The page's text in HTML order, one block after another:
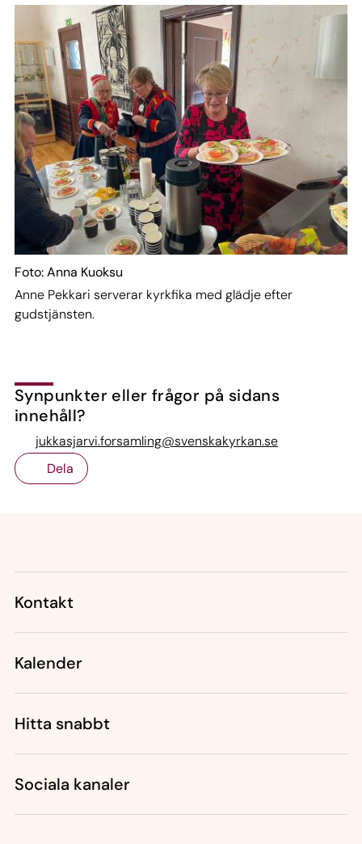
Foto: Anna Kuoksu
Anne Pekkari serverar kyrkfika med glädje efter
gudstjänsten.
Synpunkter eller frågor på sidans
innehåll?
jukkasjarvi.forsamling@svenskakyrkan.se
Dela
Kontakt
Kalender
Hitta snabbt
Sociala kanaler